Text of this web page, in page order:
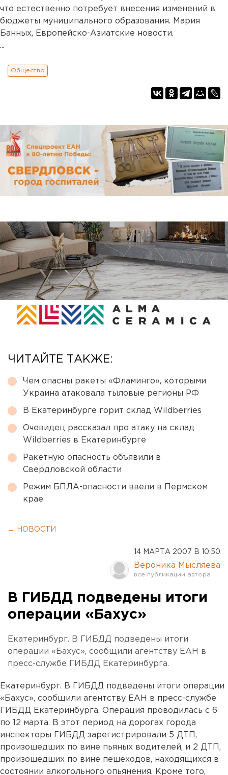
что естественно потребует внесения изменений в
бюджеты муниципального образования. Мария
Банных, Европейско-Азиатские новости.
...
Общество
ЧИТАЙТЕ ТАКЖЕ:
Чем опасны ракеты «Фламинго», которыми
Украина атаковала тыловые регионы РФ
В Екатеринбурге горит склад Wildberries
Очевидец рассказал про атаку на склад
Wildberries в Екатеринбурге
Ракетную опасность объявили в
Свердловской области
Режим БПЛА-опасности ввели в Пермском
крае
← НОВОСТИ
14 МАРТА 2007 В 10:50
Вероника Мысляева
В ГИБДД подведены итоги
операции «Бахус»
Екатеринбург. В ГИБДД подведены итоги
операции «Бахус», сообщили агентству ЕАН в
пресс-службе ГИБДД Екатеринбурга.
Екатеринбург. В ГИБДД подведены итоги операции
«Бахус», сообщили агентству ЕАН в пресс-службе
ГИБДД Екатеринбурга. Операция проводилась с 6
по 12 марта. В этот период на дорогах города
инспекторы ГИБДД зарегистрировали 5 ДТП,
произошедших по вине пьяных водителей, и 2 ДТП,
произошедших по вине пешеходов, находящихся в
состоянии алкогольного опьянения. Кроме того,